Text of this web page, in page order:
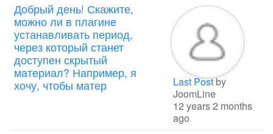
Добрый день! Скажите,
можно ли в плагине
устанавливать период,
через который станет
доступен скрытый
материал? Например, я
хочу, чтобы матер
Last Postby
JoomLine
12 years 2 months
ago